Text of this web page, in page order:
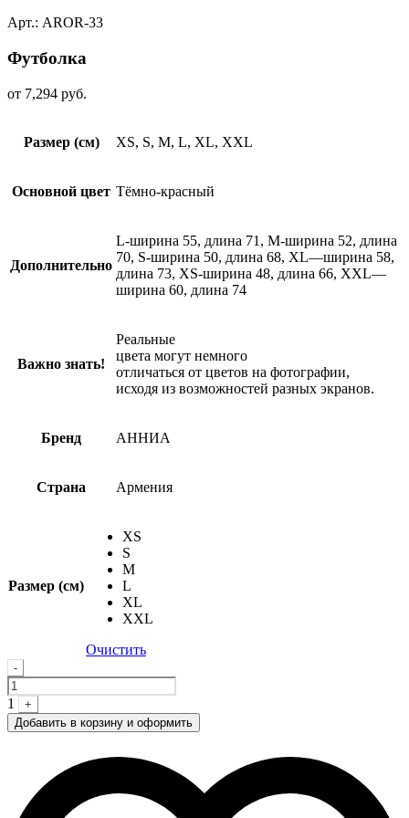
Арт.: AROR-33
Футболкa
от 7,294 руб.
Размер (см) XS, S, M, L, XL, XXL
Основной цвет Тёмно-красный
Дополнительно
L-ширина 55, длина 71, M-ширина 52, длина
70, S-ширина 50, длина 68, XL—ширина 58,
длина 73, XS-ширина 48, длина 66, XXL—
ширина 60, длина 74
Важно знать!
Реальные
цвета могут немного
отличаться от цветов на фотографии,
исходя из возможностей разных экранов.
Бренд АННИА
Страна Армения
Размер (см)
XS
S
M
L
XL
XXL
Очистить
Quantity
-
1
+
Добавить в корзину и оформить